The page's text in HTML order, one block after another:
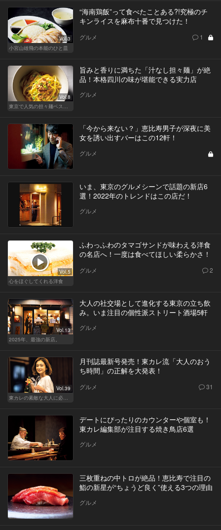
Vol.3
小宮山雄飛の本能のひと皿
“海南鶏飯”って食べたことある?!究極のチ
キンライスを麻布十番で見つけた！
グルメ 1
Vol.8
東京で人気の担々麺ベストセレクション！
旨みと香りに満ちた「汁なし担々麺」が絶
品！本格四川の味が堪能できる実力店
グルメ
「今から来ない？」恵比寿男子が深夜に美
女を誘い出すバーはこの12軒！
グルメ
いま、東京のグルメシーンで話題の新店6
選！2022年のトレンドはこの店だ！
グルメ
Vol.5
心をほぐしてくれる洋食
ふわっふわのタマゴサンドが味わえる洋食
の名店へ！一度は食べてほしい柔らかさ！
グルメ 2
Vol.13
2025年、最強の新店。
大人の社交場として進化する東京の立ち飲
み。いま注目の個性派ストリート酒場5軒
グルメ
Vol.39
月刊誌最新号発売！東カレ流「大人のおう
ち時間」の正解を大発表！
グルメ 31
デートにぴったりのカウンターや個室も！
東カレ編集部が注目する焼き鳥店6選
グルメ
三枚重ねの中トロが絶品！恵比寿で注目の
鮨の新星が“ちょうど良く”使える3つの理由
グルメ